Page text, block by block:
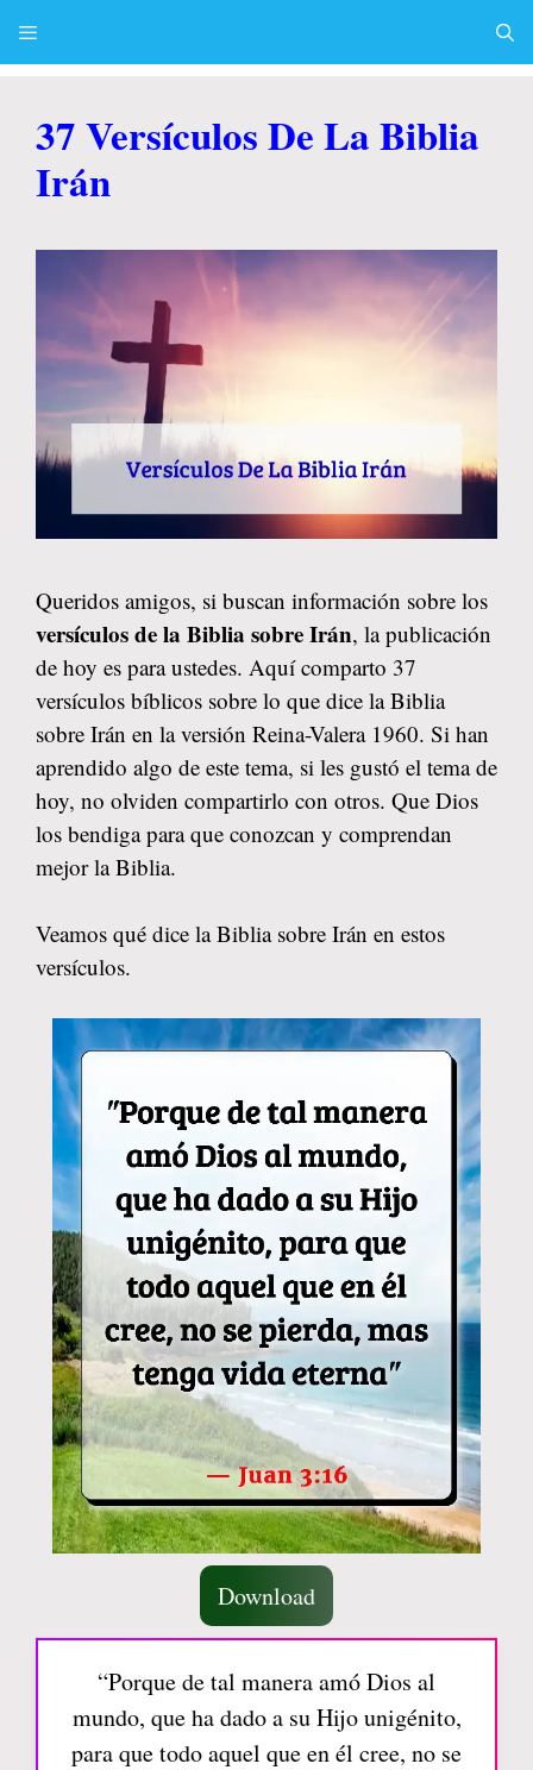
37 Versículos De La Biblia
Irán
Queridos amigos, si buscan información sobre los
versículos de la Biblia sobre Irán, la publicación
de hoy es para ustedes. Aquí comparto 37
versículos bíblicos sobre lo que dice la Biblia
sobre Irán en la versión Reina-Valera 1960. Si han
aprendido algo de este tema, si les gustó el tema de
hoy, no olviden compartirlo con otros. Que Dios
los bendiga para que conozcan y comprendan
mejor la Biblia.
Veamos qué dice la Biblia sobre Irán en estos
versículos.
Download
“Porque de tal manera amó Dios al
mundo, que ha dado a su Hijo unigénito,
para que todo aquel que en él cree, no se